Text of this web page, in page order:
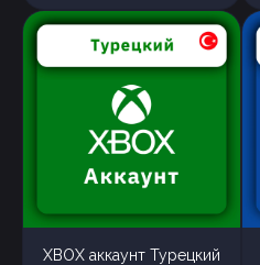
XBOX аккаунт Турецкий